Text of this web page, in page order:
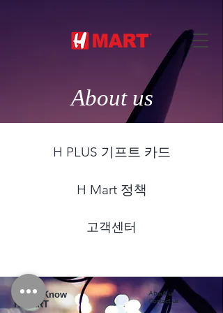
About us
H PLUS 기프트 카드
H Mart 정책
고객센터
Get to Know
H MART
About us
Contact us